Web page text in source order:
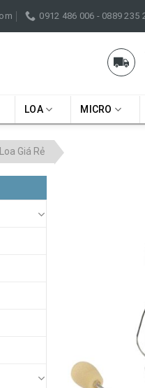
0912 486 006 - 0889 235
LOA MICRO
Loa Giá Rẻ